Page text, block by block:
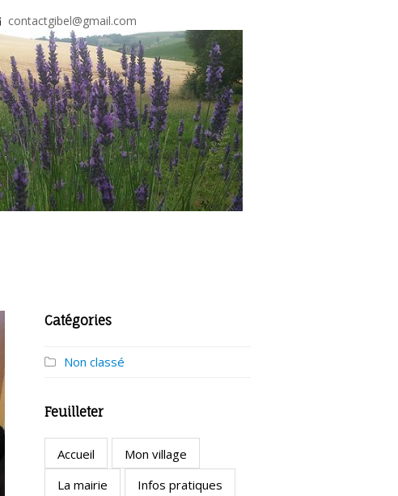
contactgibel@gmail.com
Catégories
Non classé
Feuilleter
Accueil
Mon village
La mairie
Infos pratiques